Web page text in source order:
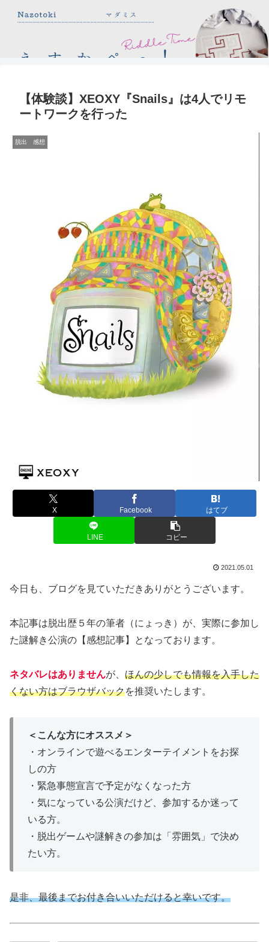
【体験談】XEOXY『Snails』は4人でリモ
ートワークを行った
脱出 感想
X Facebook はてブ
LINE コピー
2021.05.01
今日も、ブログを見ていただきありがとうございます。
本記事は脱出歴５年の筆者（にょっき）が、実際に参加し
た謎解き公演の【感想記事】となっております。
ネタバレはありませんが、 ほんの少しでも情報を入手した
くない方はブラウザバックを推奨いたします。
＜こんな方にオススメ＞
・オンラインで遊べるエンターテイメントをお探
しの方
・緊急事態宣言で予定がなくなった方
・気になっている公演だけど、参加するか迷って
いる方。
・脱出ゲームや謎解きの参加は「雰囲気」で決め
たい方。
是非、最後までお付き合いいただけると幸いです。